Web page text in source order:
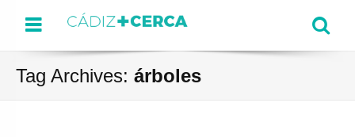
Menu
Tag Archives: árboles